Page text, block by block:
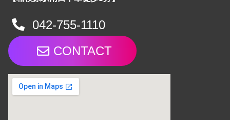
042-755-1110
CONTACT